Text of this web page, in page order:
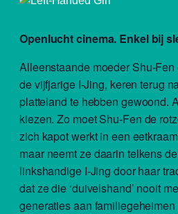
Openlucht cinema. Enkel bij
Alleenstaande moeder Shu-
de vijfjarige I-Jing, keren terug
platteland te hebben gewoond.
kiezen. Zo moet Shu-Fen de
zich kapot werkt in een
maar neemt ze daarin telkens
linkshandige I-Jing door haar
dat ze die ‘duivelshand’ nooit
generaties aan